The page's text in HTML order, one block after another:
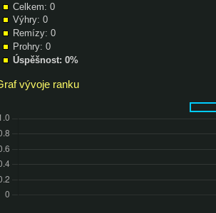
Celkem: 0
Výhry: 0
Remízy: 0
Prohry: 0
Úspěšnost: 0%
vývoje ranku